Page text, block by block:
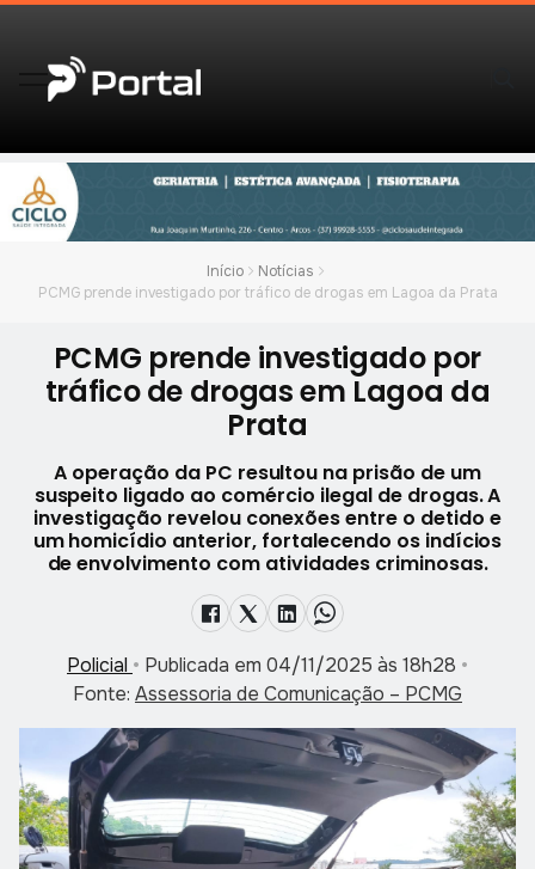
Início
Notícias
PCMG prende investigado por tráfico de drogas em Lagoa da Prata
PCMG prende investigado por
tráfico de drogas em Lagoa da
Prata
A operação da PC resultou na prisão de um
suspeito ligado ao comércio ilegal de drogas. A
investigação revelou conexões entre o detido e
um homicídio anterior, fortalecendo os indícios
de envolvimento com atividades criminosas.
Policial • Publicada em 04/11/2025 às 18h28 •
Fonte: Assessoria de Comunicação – PCMG